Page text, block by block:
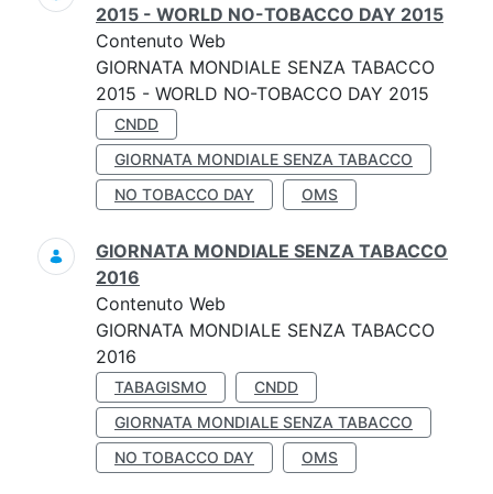
2015 - WORLD NO-TOBACCO DAY 2015
Contenuto Web
GIORNATA MONDIALE SENZA TABACCO
2015 - WORLD NO-TOBACCO DAY 2015
CNDD
GIORNATA MONDIALE SENZA TABACCO
NO TOBACCO DAY
OMS
GIORNATA MONDIALE SENZA TABACCO
2016
Contenuto Web
GIORNATA MONDIALE SENZA TABACCO
2016
TABAGISMO
CNDD
GIORNATA MONDIALE SENZA TABACCO
NO TOBACCO DAY
OMS